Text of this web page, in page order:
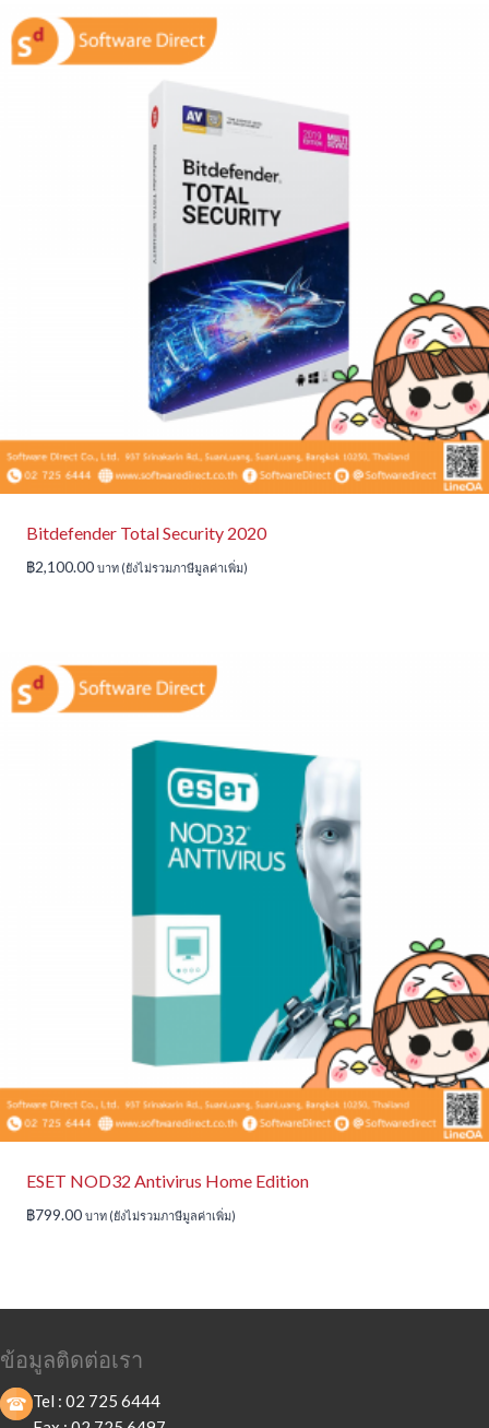
Bitdefender Total Security 2020
฿2,100.00 บาท (ยังไม่รวมภาษีมูลค่าเพิ่ม)
ESET NOD32 Antivirus Home Edition
฿799.00 บาท (ยังไม่รวมภาษีมูลค่าเพิ่ม)
ข้อมูลติดต่อเรา
Tel : 02 725 6444